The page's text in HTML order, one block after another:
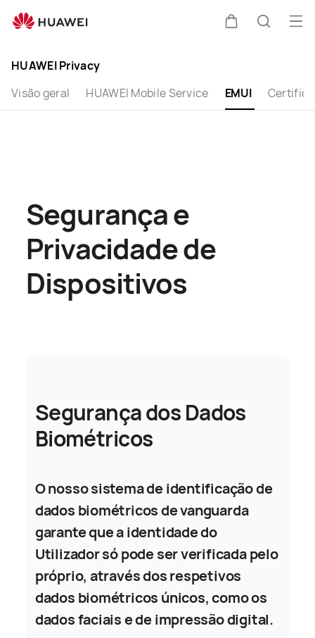
HUAWEI Privacy
Visão geral
HUAWEI Mobile Service EMUI
Segurança e
Privacidade de
Dispositivos
Segurança dos Dados
Biométricos
O nosso sistema de identificação de
dados biométricos de vanguarda
garante que a identidade do
Utilizador só pode ser verificada pelo
próprio, através dos respetivos
dados biométricos únicos, como os
dados faciais e de impressão digital.